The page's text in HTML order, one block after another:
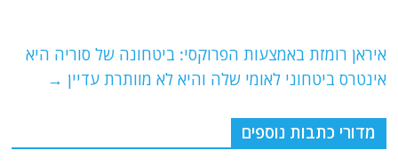
k
איראן רומזת באמצעות הפרוקסי: ביטחונה של סוריה היא
אינטרס ביטחוני לאומי שלה והיא לא מוותרת עדיין →
מדורי כתבות נוספים